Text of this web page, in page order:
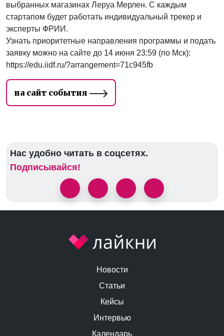
выбранных магазинах Леруа Мерлен. С каждым
стартапом будет работать индивидуальный трекер и
эксперты ФРИИ.
Узнать приоритетные направления программы и подать
заявку можно на сайте до 14 июня 23:59 (по Мск):
https://edu.iidf.ru/?arrangement=71c945fb
на сайт события
Нас удобно читать в соцсетях.
Подписывайся!
Новости
Статьи
Кейсы
Интервью
Календарь